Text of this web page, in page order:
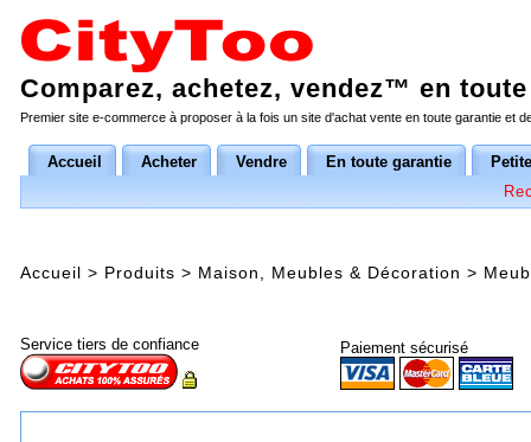
Comparez, achetez, vendez™ en
Premier site e-commerce à proposer à la fois un site d'achat vente en toute garantie et
Accueil Acheter Vendre En toute garantie
Accueil > Produits > Maison, Meubles & Décoration >
Service tiers de confiance Paiement sécurisé